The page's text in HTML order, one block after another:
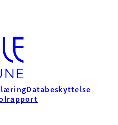
Databeskyttelse